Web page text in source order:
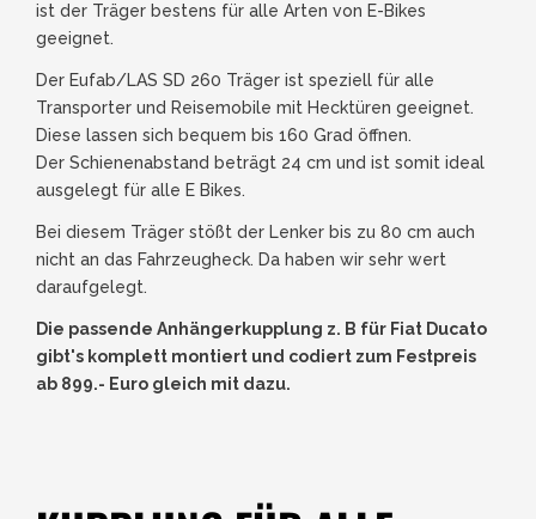
ist der Träger bestens für alle Arten von E-Bikes
geeignet.
Der Eufab/LAS SD 260 Träger ist speziell für alle
Transporter und Reisemobile mit Hecktüren geeignet.
Diese lassen sich bequem bis 160 Grad öffnen.
Der Schienenabstand beträgt 24 cm und ist somit ideal
ausgelegt für alle E Bikes.
Bei diesem Träger stößt der Lenker bis zu 80 cm auch
nicht an das Fahrzeugheck. Da haben wir sehr wert
daraufgelegt.
Die passende Anhängerkupplung z. B für Fiat Ducato
gibt's komplett montiert und codiert zum Festpreis
ab 899.- Euro gleich mit dazu.